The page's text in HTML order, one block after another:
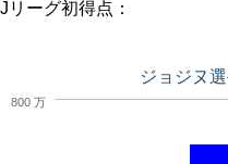
Jリーグ初得点：
ジョジヌ
800 万